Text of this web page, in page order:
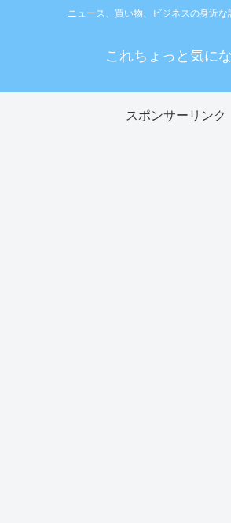
ニュース、買い物、ビジネスの身近な
これちょっと気に
スポンサーリンク